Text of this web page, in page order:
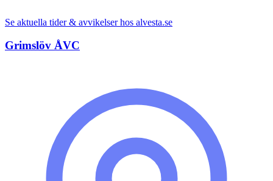
Se aktuella tider & avvikelser hos alvesta.se
Grimslöv ÅVC